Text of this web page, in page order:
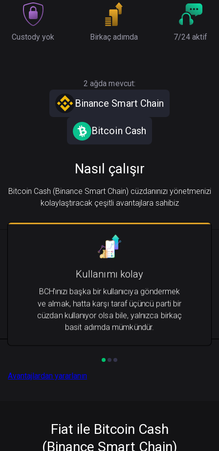
Custody yok Birkaç adımda 7/24 aktif
2 ağda mevcut:
Binance Smart Chain
Bitcoin Cash
Nasıl çalışır
Bitcoin Cash (Binance Smart Chain) cüzdanınızı yönetmenizi
kolaylaştıracak çeşitli avantajlara sahibiz
Kullanımı kolay
BCH'ınızı başka bir kullanıcıya göndermek
ve almak, hatta karşı taraf üçüncü parti bir
cüzdan kullanıyor olsa bile, yalnızca birkaç
basit adımda mümkündür.
Avantajlardan yararlanın
Fiat ile Bitcoin Cash
(Binance Smart Chain)